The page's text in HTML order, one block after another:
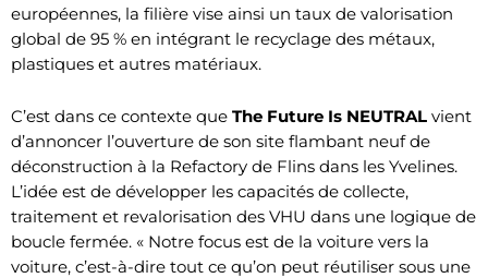
européennes, la filière vise ainsi un taux de valorisation
global de 95 % en intégrant le recyclage des métaux,
plastiques et autres matériaux.
C’est dans ce contexte que The Future Is NEUTRAL vient
d’annoncer l’ouverture de son site flambant neuf de
déconstruction à la Refactory de Flins dans les Yvelines.
L’idée est de développer les capacités de collecte,
traitement et revalorisation des VHU dans une logique de
boucle fermée. « Notre focus est de la voiture vers la
voiture, c’est-à-dire tout ce qu’on peut réutiliser sous une